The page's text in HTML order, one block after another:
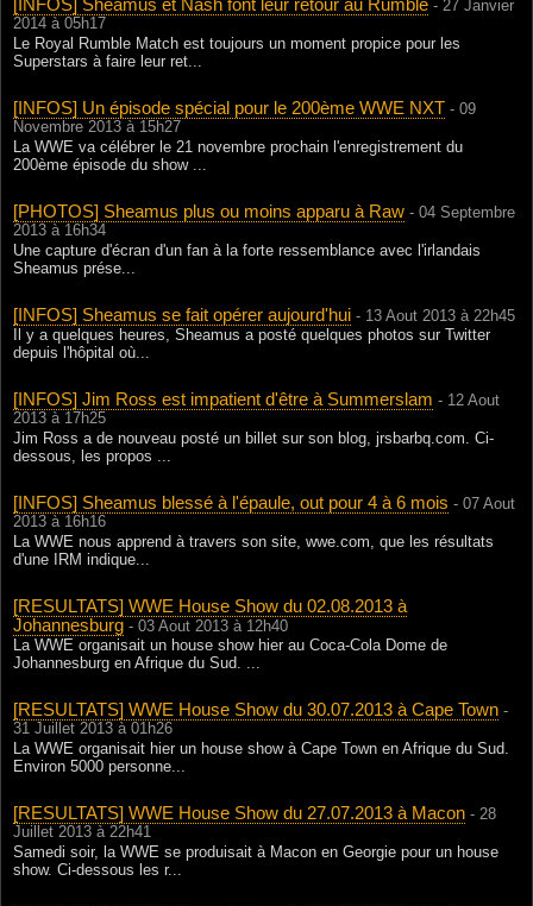
[INFOS] Sheamus et Nash font leur retour au Rumble - 27 Janvier
2014 à 05h17
Le Royal Rumble Match est toujours un moment propice pour les
Superstars à faire leur ret...
[INFOS] Un épisode spécial pour le 200ème WWE NXT - 09
Novembre 2013 à 15h27
La WWE va célébrer le 21 novembre prochain l'enregistrement du
200ème épisode du show ...
[PHOTOS] Sheamus plus ou moins apparu à Raw - 04 Septembre
2013 à 16h34
Une capture d'écran d'un fan à la forte ressemblance avec l'irlandais
Sheamus prése...
[INFOS] Sheamus se fait opérer aujourd'hui - 13 Aout 2013 à 22h45
Il y a quelques heures, Sheamus a posté quelques photos sur Twitter
depuis l'hôpital où...
[INFOS] Jim Ross est impatient d'être à Summerslam - 12 Aout
2013 à 17h25
Jim Ross a de nouveau posté un billet sur son blog, jrsbarbq.com. Ci-
dessous, les propos ...
[INFOS] Sheamus blessé à l'épaule, out pour 4 à 6 mois - 07 Aout
2013 à 16h16
La WWE nous apprend à travers son site, wwe.com, que les résultats
d'une IRM indique...
[RESULTATS] WWE House Show du 02.08.2013 à
Johannesburg - 03 Aout 2013 à 12h40
La WWE organisait un house show hier au Coca-Cola Dome de
Johannesburg en Afrique du Sud. ...
[RESULTATS] WWE House Show du 30.07.2013 à Cape Town -
31 Juillet 2013 à 01h26
La WWE organisait hier un house show à Cape Town en Afrique du Sud.
Environ 5000 personne...
[RESULTATS] WWE House Show du 27.07.2013 à Macon - 28
Juillet 2013 à 22h41
Samedi soir, la WWE se produisait à Macon en Georgie pour un house
show. Ci-dessous les r...